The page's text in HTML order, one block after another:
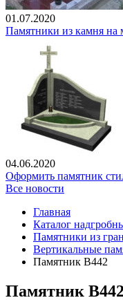
01.07.2020
Памятники из камня на
04.06.2020
Оформить памятник
Все новости
Главная
Каталог
Памятники из
Вертикальные
Памятник В442
Памятник В442